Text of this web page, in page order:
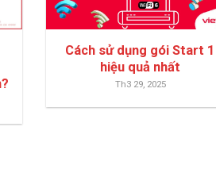
Cách sử dụng gói Start 1
hiệu quả nhất
Th3 29, 2025